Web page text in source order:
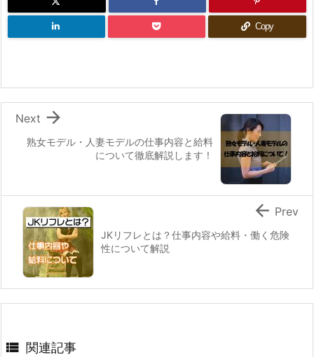
Copy
熟女モデル・人妻モデルの仕事内容と給料
について徹底解説します！

Next
JKリフレとは？仕事内容や給料・働く危険
性について解説
 Prev
 関連記事